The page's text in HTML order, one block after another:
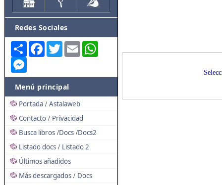
Redes Sociales
Share FacebookTwitterEmail
Menú principal
Portada / Astalaweb
Contacto / Privacidad
Busca libros /Docs /Docs2
Listado docs / Listado 2
Últimos añadidos
Más descargados / Docs